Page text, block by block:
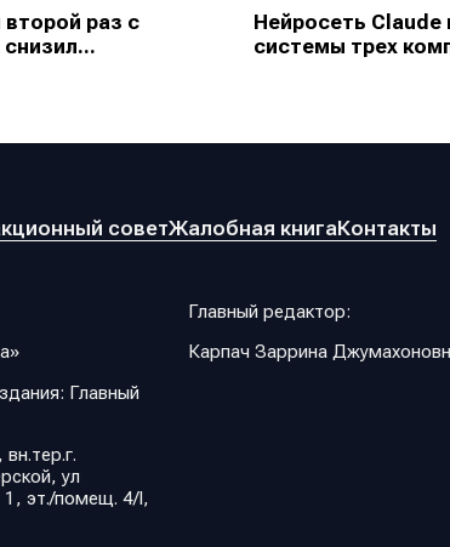
раз с
Нейросеть Claude
системы трех
советЖалобная книгаКонтакты
Главный
ул
1, эт./помещ. 4/I,
Главный редактор:
Карпач Заррина